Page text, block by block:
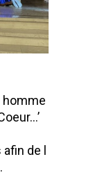
homme
de l